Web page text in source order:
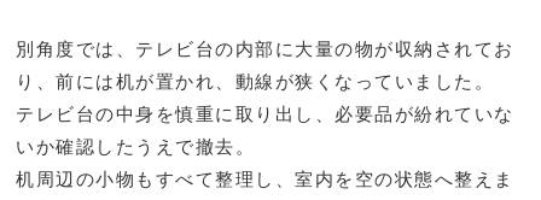
別角度では、テレビ台の内部に大量の物が収納されてお
り、前には机が置かれ、動線が狭くなっていました。
テレビ台の中身を慎重に取り出し、必要品が紛れていな
いか確認したうえで撤去。
机周辺の小物もすべて整理し、室内を空の状態へ整えま